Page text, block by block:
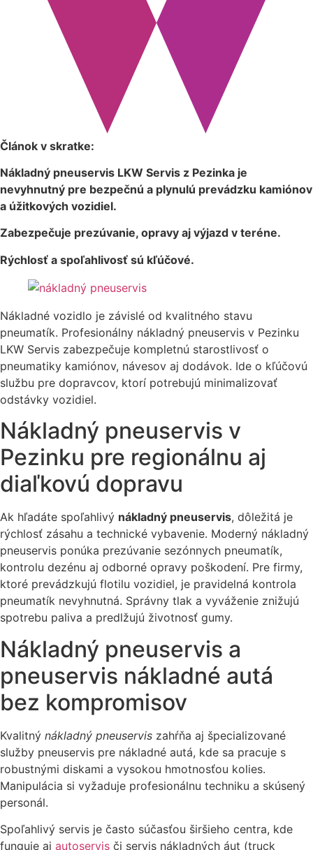
Článok v skratke:
Nákladný pneuservis LKW Servis z Pezinka je
nevyhnutný pre bezpečnú a plynulú prevádzku kamiónov
a úžitkových vozidiel.
Zabezpečuje prezúvanie, opravy aj výjazd v teréne.
Rýchlosť a spoľahlivosť sú kľúčové.
Nákladné vozidlo je závislé od kvalitného stavu
pneumatík. Profesionálny nákladný pneuservis v Pezinku
LKW Servis zabezpečuje kompletnú starostlivosť o
pneumatiky kamiónov, návesov aj dodávok. Ide o kľúčovú
službu pre dopravcov, ktorí potrebujú minimalizovať
odstávky vozidiel.
Nákladný pneuservis v
Pezinku pre regionálnu aj
diaľkovú dopravu
Ak hľadáte spoľahlivý nákladný pneuservis, dôležitá je
rýchlosť zásahu a technické vybavenie. Moderný nákladný
pneuservis ponúka prezúvanie sezónnych pneumatík,
kontrolu dezénu aj odborné opravy poškodení. Pre firmy,
ktoré prevádzkujú flotilu vozidiel, je pravidelná kontrola
pneumatík nevyhnutná. Správny tlak a vyváženie znižujú
spotrebu paliva a predlžujú životnosť gumy.
Nákladný pneuservis a
pneuservis nákladné autá
bez kompromisov
Kvalitný nákladný pneuservis zahŕňa aj špecializované
služby pneuservis pre nákladné autá, kde sa pracuje s
robustnými diskami a vysokou hmotnosťou kolies.
Manipulácia si vyžaduje profesionálnu techniku a skúsený
personál.
Spoľahlivý servis je často súčasťou širšieho centra, kde
funguje aj autoservis či servis nákladných áut (truck